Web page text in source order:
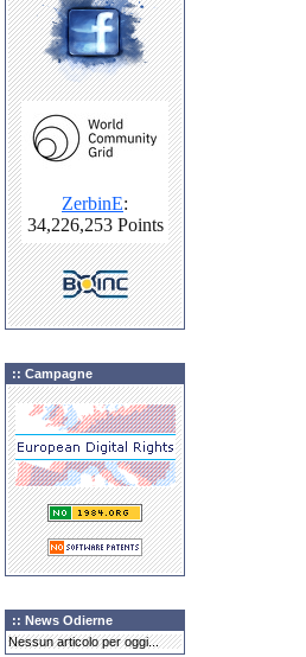
:: Campagne
:: News Odierne
Nessun articolo per oggi...